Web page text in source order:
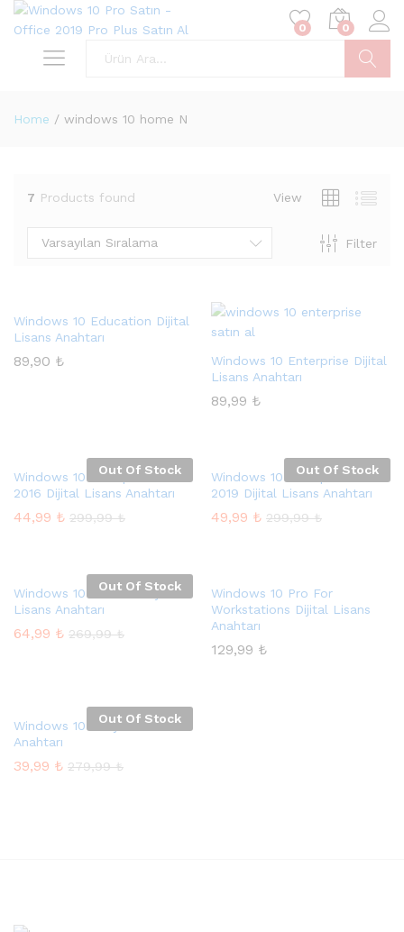
0 0
Home / windows 10 home N
7 Products found View
Filter
Varsayılan Sıralama
Windows 10 Education Dijital
Lisans Anahtarı
89,90 ₺
Windows 10 Enterprise Dijital
Lisans Anahtarı
89,99 ₺
Out Of Stock
Windows 10 Enterprise LTSB
2016 Dijital Lisans Anahtarı
44,99 ₺ 299,99₺
Out Of Stock
Windows 10 Enterprise LTSC
2019 Dijital Lisans Anahtarı
49,99 ₺ 299,99₺
Out Of Stock
Windows 10 Home N Dijital
Lisans Anahtarı
64,99 ₺ 269,99₺
Windows 10 Pro For
Workstations Dijital Lisans
Anahtarı
129,99 ₺
Out Of Stock
Windows 10 S Dijital Lisans
Anahtarı
39,99 ₺ 279,99₺